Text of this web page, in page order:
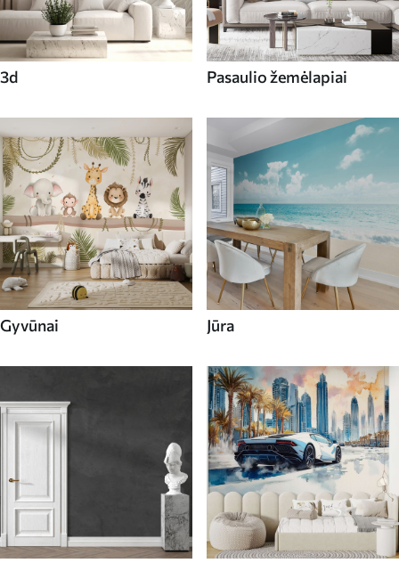
3d Pasaulio žemėlapiai
Gyvūnai Jūra